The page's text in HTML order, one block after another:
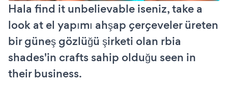
Hala find it unbelievable iseniz, take a
look at el yapımı ahşap çerçeveler üreten
bir güneş gözlüğü şirketi olan rbia
shades'in crafts sahip olduğu seen in
their business.